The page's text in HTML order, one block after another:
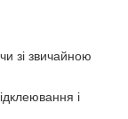
зі звичайною
і